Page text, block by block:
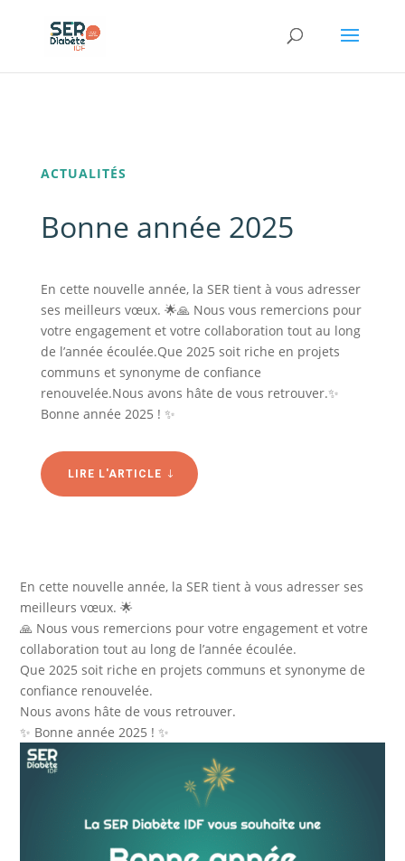
ACTUALITÉS
Bonne année 2025
En cette nouvelle année, la SER tient à vous adresser
ses meilleurs vœux. 🌟🙏 Nous vous remercions pour
votre engagement et votre collaboration tout au long
de l’année écoulée.Que 2025 soit riche en projets
communs et synonyme de confiance
renouvelée.Nous avons hâte de vous retrouver.✨
Bonne année 2025 ! ✨
LIRE L'ARTICLE
En cette nouvelle année, la SER tient à vous adresser ses
meilleurs vœux. 🌟
🙏 Nous vous remercions pour votre engagement et votre
collaboration tout au long de l’année écoulée.
Que 2025 soit riche en projets communs et synonyme de
confiance renouvelée.
Nous avons hâte de vous retrouver.
✨ Bonne année 2025 ! ✨